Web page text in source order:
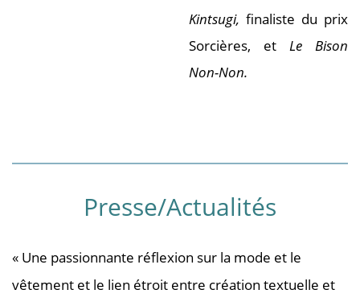
Kintsugi, finaliste du prix
Sorcières, et Le Bison
Non-Non.
Presse/Actualités
« Une passionnante réflexion sur la mode et le
vêtement et le lien étroit entre création textuelle et